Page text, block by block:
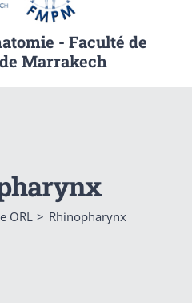
- Faculté de
Marrakech
ORL Rhinopharynx